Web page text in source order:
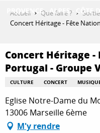
QUE FAIRE ?
SÉJOURNER
Accueil Que faire ?
Concert Héritage - Fête
Concert Héritage
Portugal - Groupe
CULTURE CONCERT
Eglise Notre-Dame du
13006 Marseille 6ème
M'y rendre